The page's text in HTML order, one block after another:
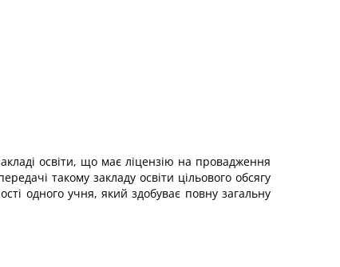
освіти, що має ліцензію на провадження
такому закладу освіти цільового обсягу
одного учня, який здобуває повну загальну